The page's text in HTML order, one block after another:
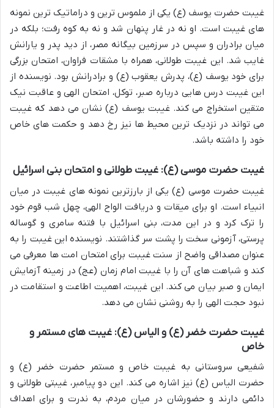
غیبت حضرت یوسف (ع) یکی از ملموس ترین و دراماتیک ترین نمونه
های غیبت است. او نه در غار پنهان شد و نه به کوه رفت؛ بلکه در
میان برادران و سپس در سرزمین بیگانه مصر، از دید پدر و یارانش
غایب شد. این غیبت طولانی، همراه با مشقات فراوان، امتحان بزرگی
برای خود یوسف (ع)، پدرش یعقوب (ع) و برادرانش بود. نویسنده از
این غیبت درس هایی درباره صبر، توکل، امتحان الهی و عاقبت نیک
متقین استخراج می کند. غیبت یوسف (ع) نشان می دهد که غیبت
می تواند در نزدیک ترین محیط ها نیز رخ دهد و حکمت های خاص
خود را داشته باشد.
غیبت حضرت موسی (ع): غیبت طولانی و امتحان بنی اسرائیل
غیبت حضرت موسی (ع) یکی از بارزترین نمونه های غیبت در میان
انبیاء است. او برای میقات و دریافت الواح الهی، چهل شب قوم خود
را ترک کرد و در این مدت، بنی اسرائیل با فتنه سامری و گوساله
پرستی، آزمونی سخت را پشت سر گذاشتند. نویسنده این غیبت را به
عنوان مصداقی واضح از سنت غیبت برای امتحان امت ها معرفی می
کند و شباهت های آن را با غیبت امام زمان (عج) در زمینه آزمایش
ایمان و صبر بیان می کند. این غیبت، اهمیت اطاعت و استقامت در
نبود حجت الهی را به روشنی نشان می دهد.
غیبت حضرت خضر (ع) و الیاس (ع): غیبت های مستمر و
خاص
شفیعی سروستانی به غیبت خاص و مستمر حضرت خضر (ع) و
حضرت الیاس (ع) نیز اشاره می کند. این دو پیامبر، غیبتی طولانی و
دائمی دارند و حضورشان در میان مردم، به ندرت و برای اهداف